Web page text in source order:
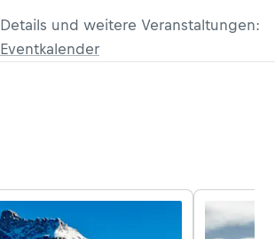
Details und weitere Veranstaltungen:
Eventkalender